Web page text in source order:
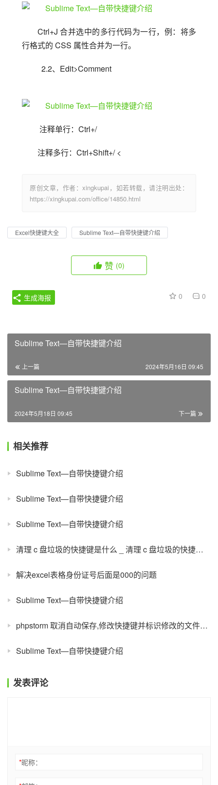
Ctrl+J 合并选中的多行代码为一行，例：将多
行格式的 CSS 属性合并为一行。
  2.2、Edit>Comment
注释单行：Ctrl+/
注释多行：Ctrl+Shift+/ <
原创文章，作者：xingkupai，如若转载，请注明出处：
https://xingkupai.com/office/14850.html
Excel快捷键大全 Sublime Text—自带快捷键介绍
赞 (0)
0 0
生成海报
Sublime Text—自带快捷键介绍
上一篇 2024年5月16日 09:45
Sublime Text—自带快捷键介绍
下一篇
2024年5月18日 09:45
相关推荐
Sublime Text—自带快捷键介绍
Sublime Text—自带快捷键介绍
Sublime Text—自带快捷键介绍
清理 c 盘垃圾的快捷键是什么 _ 清理 c 盘垃圾的快捷键有哪些
解决excel表格身份证号后面是000的问题
Sublime Text—自带快捷键介绍
phpstorm 取消自动保存,修改快捷键并标识修改的文件为星星标记
Sublime Text—自带快捷键介绍
发表评论
*昵称：